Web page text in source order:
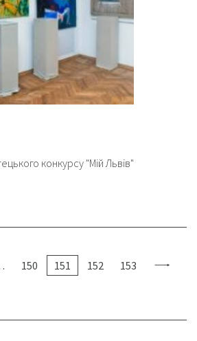
конкурсу "Мій Львів"
150 151 152 153